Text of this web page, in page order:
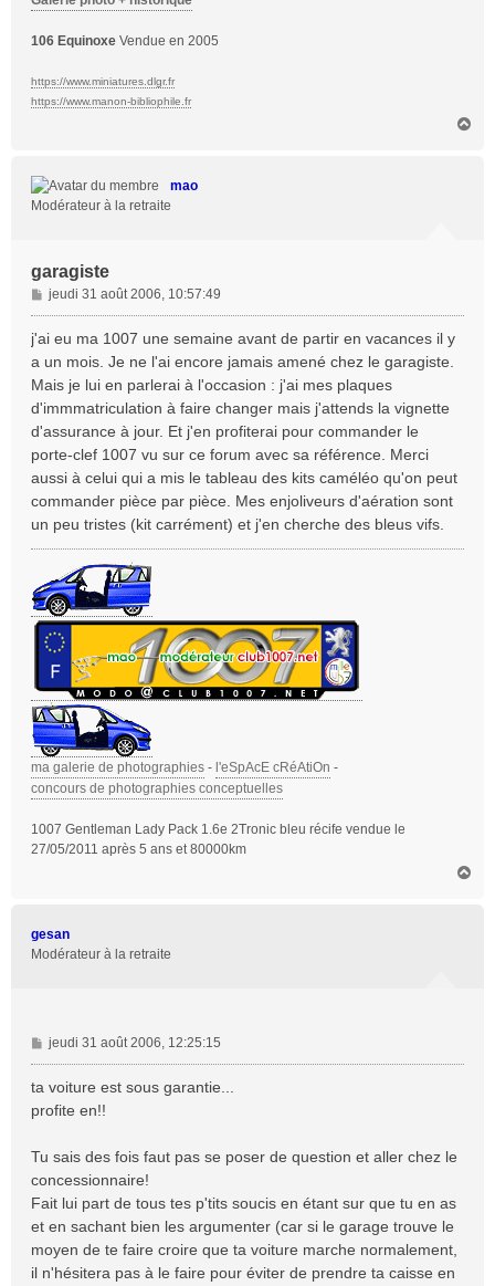
106 Equinoxe Vendue en 2005
https://www.miniatures.dlgr.fr
https://www.manon-bibliophile.fr
mao
Modérateur à la retraite
garagiste
M
e
s
g
e
jeudi 31 août 2006, 10:57:49
j'ai eu ma 1007 une semaine avant de partir en vacances il y
a un mois. Je ne l'ai encore jamais amené chez le garagiste.
Mais je lui en parlerai à l'occasion : j'ai mes plaques
d'immmatriculation à faire changer mais j'attends la vignette
d'assurance à jour. Et j'en profiterai pour commander le
porte-clef 1007 vu sur ce forum avec sa référence. Merci
aussi à celui qui a mis le tableau des kits caméléo qu'on peut
commander pièce par pièce. Mes enjoliveurs d'aération sont
un peu tristes (kit carrément) et j'en cherche des bleus vifs.
ma galerie de photographies - l'eSpAcE cRéAtiOn -
concours de photographies conceptuelles
1007 Gentleman Lady Pack 1.6e 2Tronic bleu récife vendue le
27/05/2011 après 5 ans et 80000km
gesan
Modérateur à la retraite
M
e
s
e
jeudi 31 août 2006, 12:25:15
ta voiture est sous garantie...
profite en!!
Tu sais des fois faut pas se poser de question et aller chez le
concessionnaire!
Fait lui part de tous tes p'tits soucis en étant sur que tu en as
et en sachant bien les argumenter (car si le garage trouve le
moyen de te faire croire que ta voiture marche normalement,
il n'hésitera pas à le faire pour éviter de prendre ta caisse en